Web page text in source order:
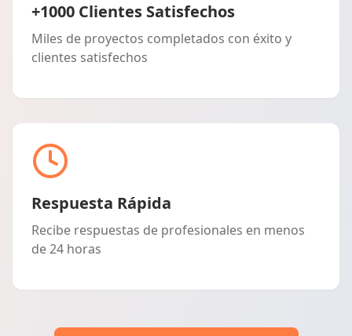
+1000 Clientes Satisfechos
Miles de proyectos completados con éxito y
clientes satisfechos
Respuesta Rápida
Recibe respuestas de profesionales en menos
de 24 horas